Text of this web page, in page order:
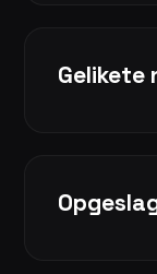
Gelikete